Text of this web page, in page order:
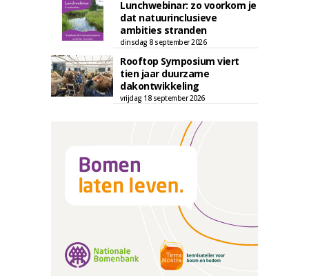
Lunchwebinar: zo voorkom je
dat natuurinclusieve
ambities stranden
dinsdag 8 september 2026
Rooftop Symposium viert
tien jaar duurzame
dakontwikkeling
vrijdag 18 september 2026